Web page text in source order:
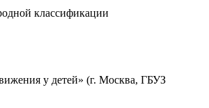
классификации
у детей» (г. Москва, ГБУЗ